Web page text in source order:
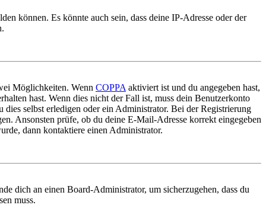
können. Es könnte auch sein, dass deine IP-Adresse oder der
Möglichkeiten. Wenn COPPA aktiviert ist und du angegeben hast,
hast. Wenn dies nicht der Fall ist, muss dein Benutzerkonto
selbst erledigen oder ein Administrator. Bei der Registrierung
Ansonsten prüfe, ob du deine E-Mail-Adresse korrekt eingegeben
dann kontaktiere einen Administrator.
dich an einen Board-Administrator, um sicherzugehen, dass du
muss.